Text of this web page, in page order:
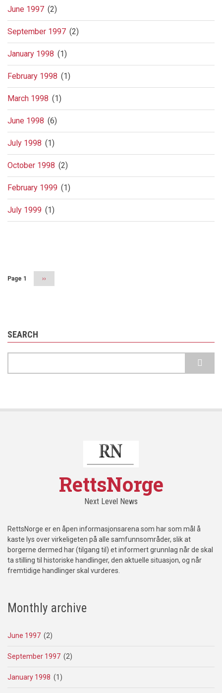
June 1997 (2)
September 1997 (2)
January 1998 (1)
February 1998 (1)
March 1998 (1)
June 1998 (6)
July 1998 (1)
October 1998 (2)
February 1999 (1)
July 1999 (1)
Page 1
Next
››
SEARCH
RettsNorge
Next Level News
RettsNorge er en åpen informasjonsarena som har som mål å
kaste lys over virkeligeten på alle samfunnsområder, slik at
borgerne dermed har (tilgang til) et informert grunnlag når de skal
ta stilling til historiske handlinger, den aktuelle situasjon, og når
fremtidige handlinger skal vurderes.
Monthly archive
June 1997 (2)
September 1997 (2)
January 1998 (1)